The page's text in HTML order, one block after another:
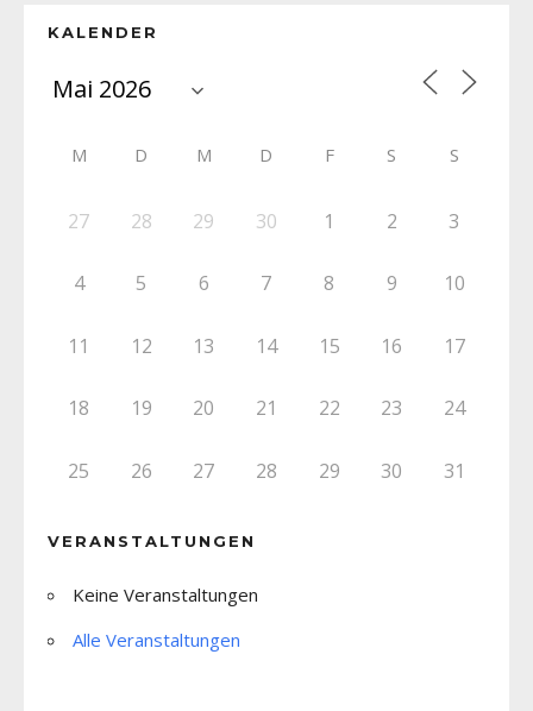
KALENDER
M D M D F S S
27 28 29 30 1 2 3
4 5 6 7 8 9 10
11 12 13 14 15 16 17
18 19 20 21 22 23 24
25 26 27 28 29 30 31
VERANSTALTUNGEN
Keine Veranstaltungen
Alle Veranstaltungen